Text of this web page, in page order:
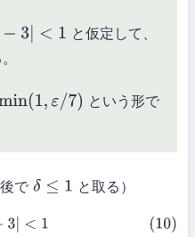
3 <
と仮定して、
(1,ε/7)
という形で
後でδ ≤1 と取る）
x< 4(13) 3|<7